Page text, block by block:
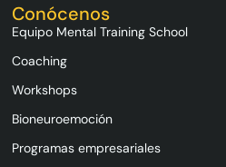
Conócenos
Equipo Mental Training School
Coaching
Workshops
Bioneuroemoción
Programas empresariales